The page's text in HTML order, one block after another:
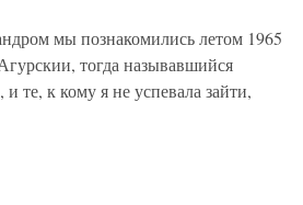
мы познакомились летом 1965
тогда называвшийся
те, к кому я не успевала зайти,